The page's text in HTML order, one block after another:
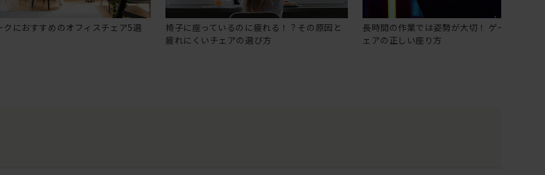
クにおすすめのオフィスチェア5選
椅子に座っているのに疲れる！？その原因と
疲れにくいチェアの選び方
長時間の作業では姿勢が大切！ ゲーミングチ
ェアの正しい座り方